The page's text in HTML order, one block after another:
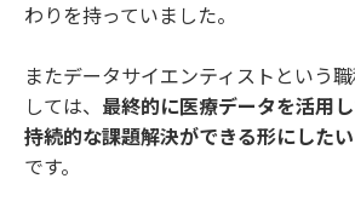
わりを持っていました。
またデータサイエンティストという
しては、 最終的に医療データを活用
持続的な課題解決ができる形にしたい
です。